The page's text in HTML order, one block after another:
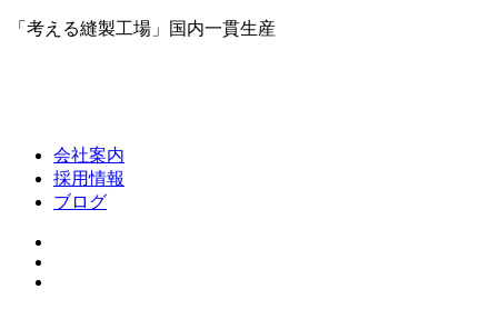
「考える縫製工場」国内一貫生産
会社案内
採用情報
ブログ